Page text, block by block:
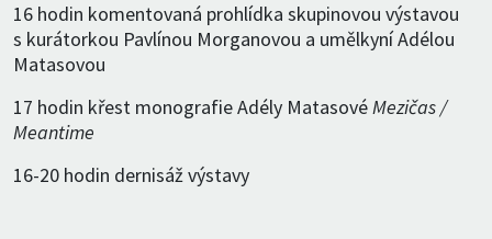
16 hodin komentovaná prohlídka skupinovou výstavou
s kurátorkou Pavlínou Morganovou a umělkyní Adélou
Matasovou
17 hodin křest monografie Adély MatasovéMezičas /
Meantime
16-20 hodin dernisáž výstavy